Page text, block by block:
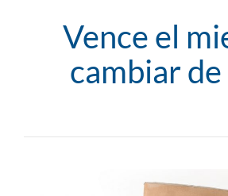
Vence el
cambiar de